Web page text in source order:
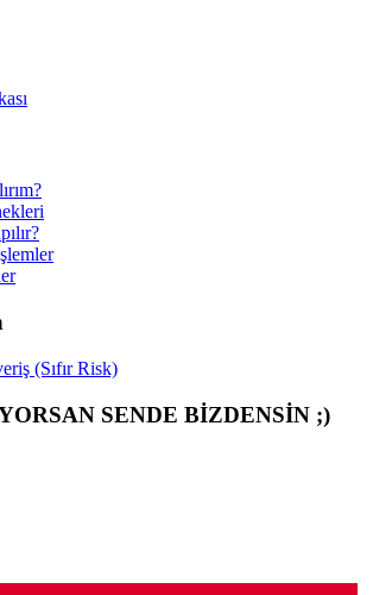
(Sıfır Risk)
SENDE BİZDENSİN ;)